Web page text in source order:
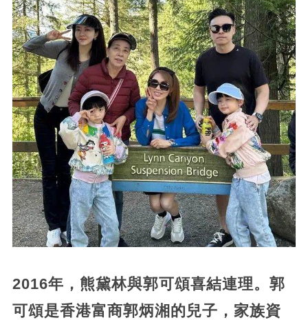
2016年，熊黛林與郭可頌喜結連理。郭
可頌是香港富商郭炳湘的兒子，家族資